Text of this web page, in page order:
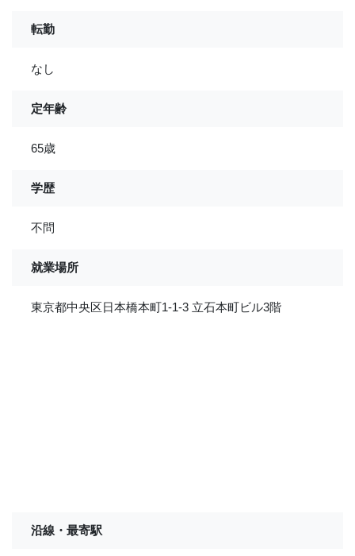
転勤
なし
定年齢
65歳
学歴
不問
就業場所
東京都中央区日本橋本町1-1-3 立石本町ビル3階
沿線・最寄駅